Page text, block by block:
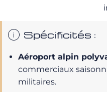
Spécificités :
Aéroport alpin
commerciaux
militaires.